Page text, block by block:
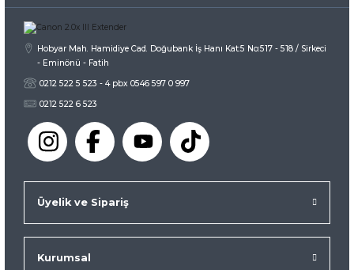
Hobyar Mah. Hamidiye Cad. Doğubank İş Hanı Kat:5 No:517 - 518 / Sirkeci
- Eminönü - Fatih
0212 522 5 523 - 4 pbx 0546 597 0 997
0212 522 6 523
Üyelik ve Sipariş
Kurumsal